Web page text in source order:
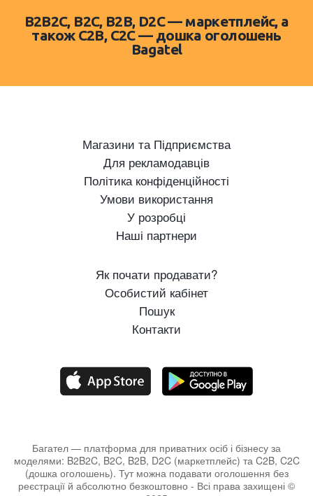
B2B2C, B2C, B2B, D2C — маркетплейс, а
також C2B, C2C — дошка оголошень
Bagatel
Магазини та Підприємства
Для рекламодавців
Політика конфіденційності
Умови використання
У розробці
Наші партнери
Як почати продавати?
Особистий кабінет
Пошук
Контакти
Багател — платформа для приватних осіб і бізнесу за
моделями: B2B2C, B2C, B2B, D2C (маркетплейс) та C2B, C2C
(дошка оголошень). Тут можна подавати оголошення без
реєстрації й абсолютно безкоштовно - Всі права захищені ©